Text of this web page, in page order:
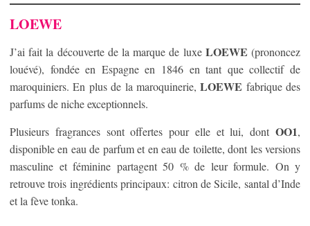
LOEWE
J’ai fait la découverte de la marque de luxe LOEWE (prononcez
louévé), fondée en Espagne en 1846 en tant que collectif de
maroquiniers. En plus de la maroquinerie,LOEWE fabrique des
parfums de niche exceptionnels.
Plusieurs fragrances sont offertes pour elle et lui, dont OO1,
disponible en eau de parfum et en eau de toilette, dont les versions
masculine et féminine partagent 50 % de leur formule. On y
retrouve trois ingrédients principaux: citron de Sicile, santal d’Inde
et la fève tonka.